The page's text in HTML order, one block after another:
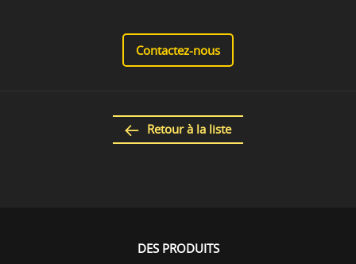
Contactez-nous
Retour à la liste
DES PRODUITS